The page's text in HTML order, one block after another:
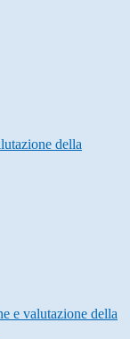
della
e valutazione della